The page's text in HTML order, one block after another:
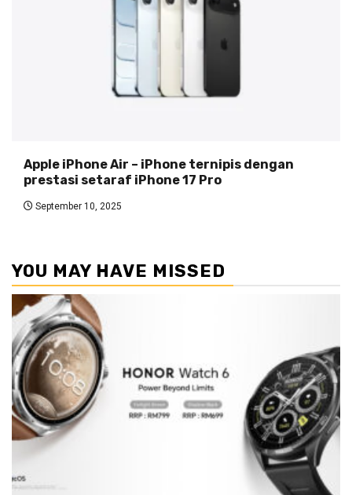
Apple iPhone Air – iPhone ternipis dengan
prestasi setaraf iPhone 17 Pro
September 10, 2025
YOU MAY HAVE MISSED